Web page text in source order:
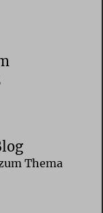
Thema